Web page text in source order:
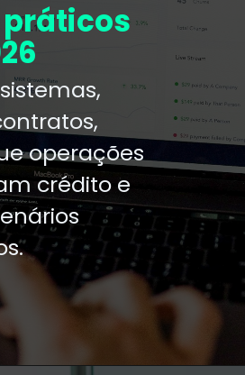
operações
crédito e